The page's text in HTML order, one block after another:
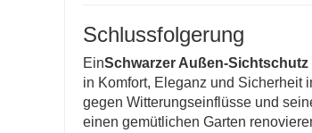
Schlussfolgerung
EinSchwarzer Außen-Sichtschutz
in Komfort, Eleganz und Sicherheit
gegen Witterungseinflüsse und
einen gemütlichen Garten